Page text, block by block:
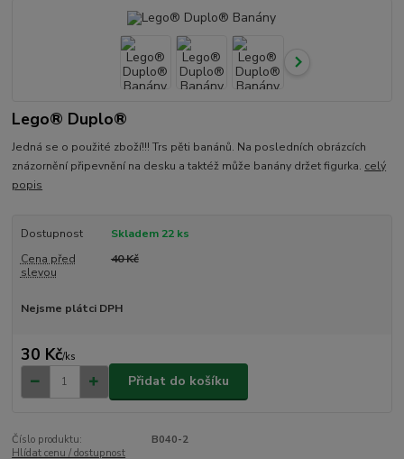
Lego® Duplo®
Jedná se o použité zboží!!! Trs pěti banánů. Na posledních obrázcích
znázornění připevnění na desku a taktéž může banány držet figurka. celý
popis
Dostupnost
Skladem 22 ks
Cena před
slevou
40 Kč
Nejsme plátci DPH
30 Kč/ks
Přidat do košíku
Číslo produktu:
B040-2
Hlídat cenu / dostupnost